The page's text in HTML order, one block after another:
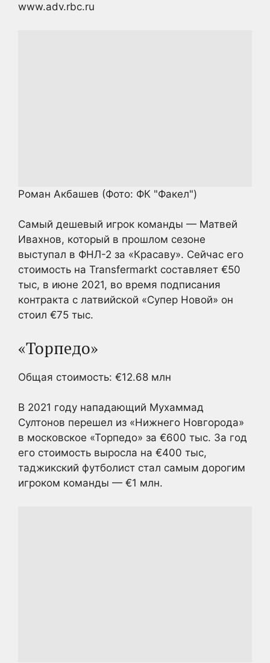
www.adv.rbc.ru
Роман Акбашев (Фото: ФК "Факел")
Самый дешевый игрок команды — Матвей
Ивахнов, который в прошлом сезоне
выступал в ФНЛ-2 за «Красаву». Сейчас его
стоимость на Transfermarkt составляет €50
тыс, в июне 2021, во время подписания
контракта с латвийской «Супер Новой» он
стоил €75 тыс.
«Торпедо»
Общая стоимость: €12.68 млн
В 2021 году нападающий Мухаммад
Султонов перешел из «Нижнего Новгорода»
в московское «Торпедо» за €600 тыс. За год
его стоимость выросла на €400 тыс,
таджикский футболист стал самым дорогим
игроком команды — €1 млн.